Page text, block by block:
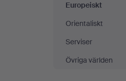
Europeiskt
Orientaliskt
Serviser
Övriga världen